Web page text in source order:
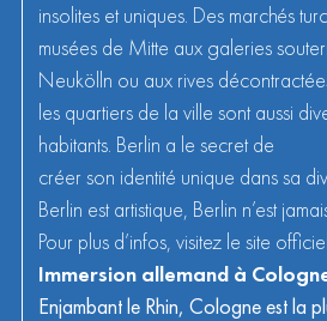
insolites et uniques. Des marchés
musées de Mitte aux galeries
Neukölln ou aux rives
les quartiers de la ville sont aussi
habitants. Berlin a le secret de
créer son identité unique dans sa
Berlin est artistique, Berlin n’est
Pour plus d’infos, visitez le site officiel
Immersion allemand à
Enjambant le Rhin, Cologne est la